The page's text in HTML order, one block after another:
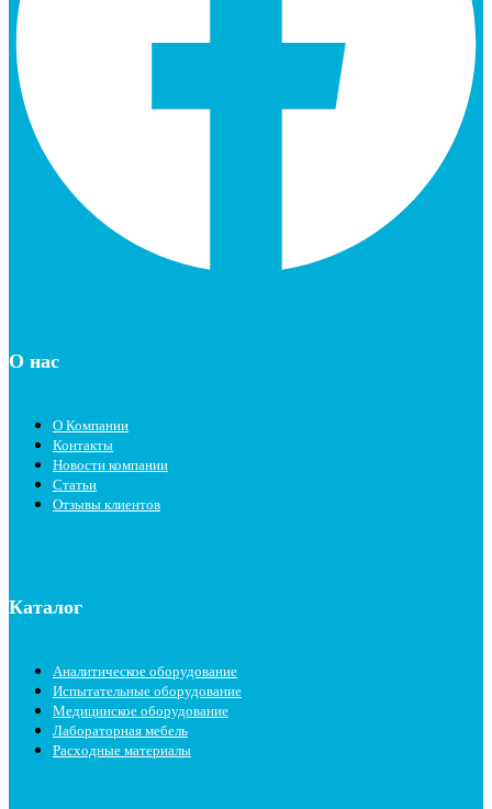
О нас
О Компании
Контакты
Новости компании
Статьи
Отзывы клиентов
Каталог
Аналитическое оборудование
Испытательные оборудование
Медицинское оборудование
Лабораторная мебель
Расходные материалы